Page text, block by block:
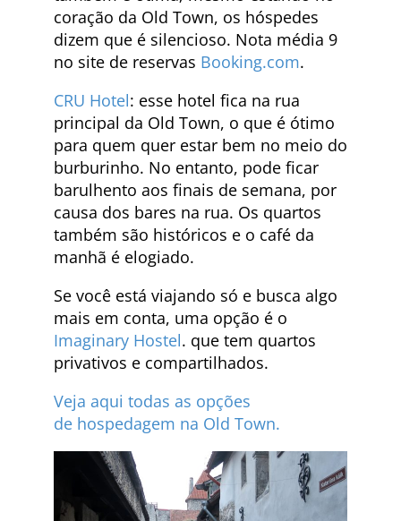
coração da Old Town, os hóspedes
dizem que é silencioso. Nota média 9
no site de reservas Booking.com.
CRU Hotel: esse hotel fica na rua
principal da Old Town, o que é ótimo
para quem quer estar bem no meio do
burburinho. No entanto, pode ficar
barulhento aos finais de semana, por
causa dos bares na rua. Os quartos
também são históricos e o café da
manhã é elogiado.
Se você está viajando só e busca algo
mais em conta, uma opção é o
Imaginary Hostel. que tem quartos
privativos e compartilhados.
Veja aqui todas as opções
de hospedagem na Old Town.